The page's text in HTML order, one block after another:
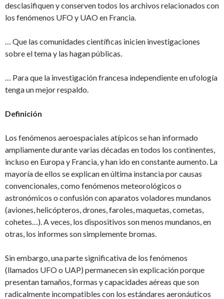
desclasifiquen y conserven todos los archivos relacionados con
los fenómenos UFO y UAO en Francia.
… Que las comunidades científicas inicien investigaciones
sobre el tema y las hagan públicas.
… Para que la investigación francesa independiente en ufología
tenga un mejor respaldo.
Definición
Los fenómenos aeroespaciales atípicos se han informado
ampliamente durante varias décadas en todos los continentes,
incluso en Europa y Francia, y han ido en constante aumento. La
mayoría de ellos se explican en última instancia por causas
convencionales, como fenómenos meteorológicos o
astronómicos o confusión con aparatos voladores mundanos
(aviones, helicópteros, drones, faroles, maquetas, cometas,
cohetes…). A veces, los dispositivos son menos mundanos, en
otras, los informes son simplemente bromas.
Sin embargo, una parte significativa de los fenómenos
(llamados UFO o UAP) permanecen sin explicación porque
presentan tamaños, formas y capacidades aéreas que son
radicalmente incompatibles con los estándares aeronáuticos